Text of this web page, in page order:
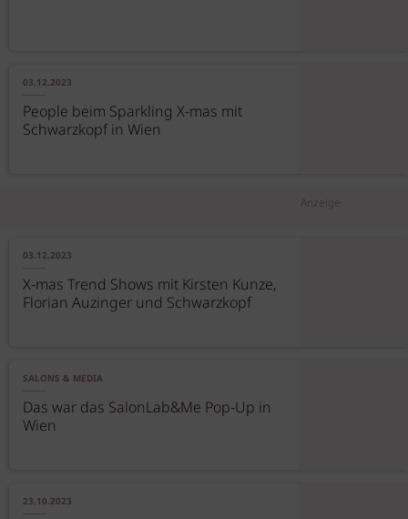
03.12.2023
People beim Sparkling X-mas mit
Schwarzkopf in Wien
Anzeige
03.12.2023
X-mas Trend Shows mit Kirsten Kunze,
Florian Auzinger und Schwarzkopf
SALONS & MEDIA
Das war das SalonLab&Me Pop-Up in
Wien
23.10.2023